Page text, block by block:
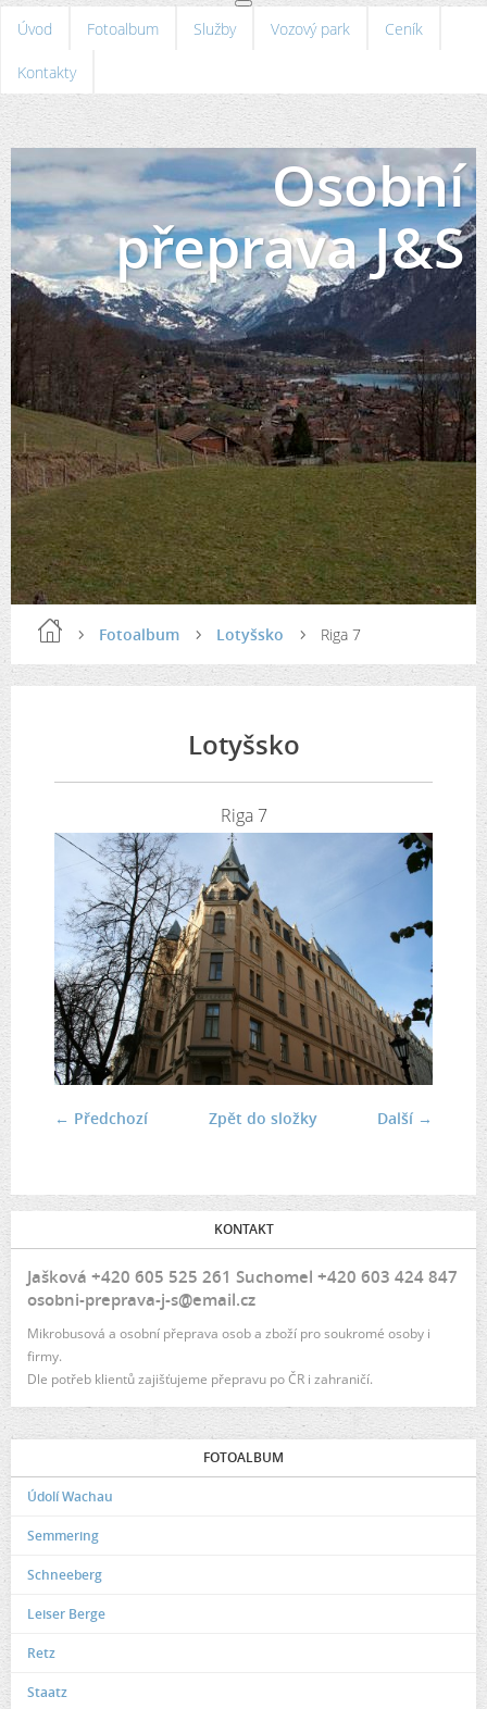
Úvod Fotoalbum Služby Vozový park Ceník
Kontakty
Osobní
přeprava J&S
Fotoalbum Lotyšsko Riga 7
Lotyšsko
Riga 7
← Předchozí Další →
Zpět do složky
KONTAKT
Jašková +420 605 525 261 Suchomel +420 603 424 847
osobni-preprava-j-s@email.cz
Mikrobusová a osobní přeprava osob a zboží pro soukromé osoby i
firmy.
Dle potřeb klientů zajišťujeme přepravu po ČR i zahraničí.
FOTOALBUM
Údolí Wachau
Semmering
Schneeberg
Leiser Berge
Retz
Staatz